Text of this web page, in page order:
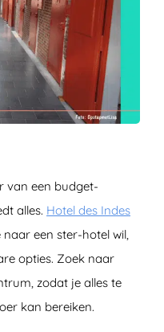
van een budget-
alles. Hotel des Indes
een ster-hotel wil,
opties. Zoek naar
zodat je alles te
kan bereiken.